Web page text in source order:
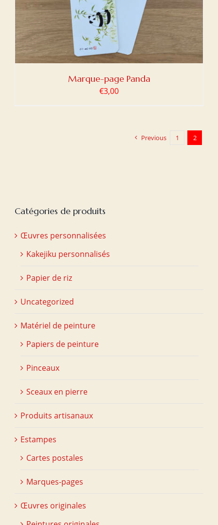
Marque-page Panda
€3,00
Previous 1 2
Catégories de produits
Œuvres personnalisées
Kakejiku personnalisés
Papier de riz
Uncategorized
Matériel de peinture
Papiers de peinture
Pinceaux
Sceaux en pierre
Produits artisanaux
Estampes
Cartes postales
Marques-pages
Œuvres originales